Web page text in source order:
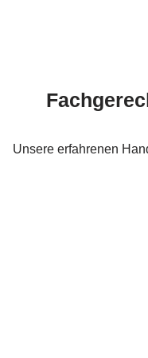
Unsere erfahrenen